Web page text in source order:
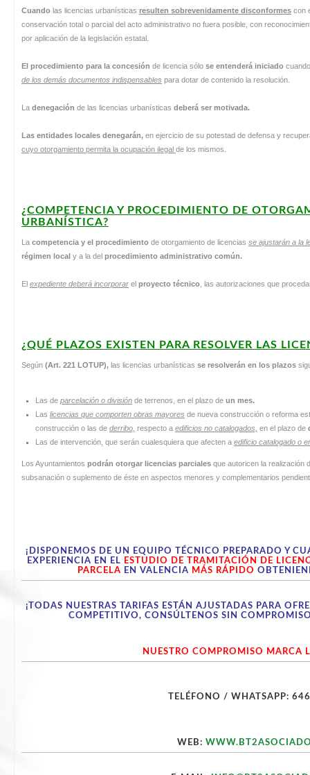
Cuando las licencias urbanísticas resulten sobrevenidamente disconformes con
conservación total o parcial del acto administrativo no fuera posible, con
por aplicación de la legislación estatal.
El procedimiento para la concesión de licencia sólo se entenderá iniciado
de los demás documentos indispensables para dotar de contenido la resolución.
La denegación de las licencias urbanísticas deberá ser motivada.
Las entidades locales denegarán, en ejercicio de su potestad de defensa y
cuyo otorgamiento permita la ocupación ilegal de los mismos.
¿COMPETENCIA Y PROCEDIMIENTO DE
URBANÍSTICA?
La competencia y el procedimiento de otorgamiento de licencias se ajustarán a la
régimen local y a la del procedimiento administrativo común.
El expediente deberá incorporar el proyecto técnico , las autorizaciones que
¿QUÉ PLAZOS EXISTEN PARA RESOLVER LAS
Según (Art. 221 LOTUP), las licencias urbanísticas se resolverán en los plazos
Las de parcelación o división de terrenos, en el plazo de un mes.
Las licencias que comporten obras mayores de nueva construcción o reforma
construcción o las de derribo, respecto a edificios no catalogados, en el plazo de
Las de intervención, que serán cualesquiera que afecten a edificio catalogado o
Los Ayuntamientos podrán otorgar licencias parciales que autoricen la realización
subsanación o suplemento de éste en aspectos menores y complementarios
¡DISPONEMOS DE UN EQUIPO TÉCNICO PREPARADO Y
EXPERIENCIA EN EL ESTUDIO DE TRAMITACIÓN DE
PARCELA EN VALENCIA MÁS RÁPIDO
¡TODAS NUESTRAS TARIFAS ESTÁN AJUSTADAS PARA
COMPETITIVO, CONSÚLTENOS SIN
NUESTRO COMPROMISO MARCA
TELÉFONO / WHATSAPP:
WEB: